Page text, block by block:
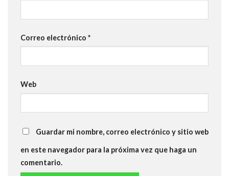
Correo electrónico *
Web
Guardar mi nombre, correo electrónico y sitio web
en este navegador para la próxima vez que haga un
comentario.